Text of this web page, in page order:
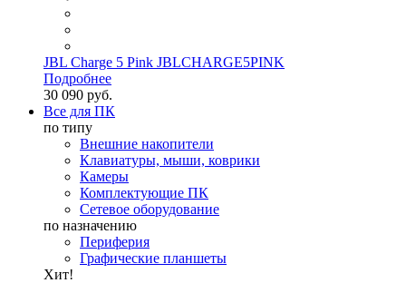
JBL Charge 5 Pink JBLCHARGE5PINK
Подробнее
30 090 руб.
Все для ПК
по типу
Внешние накопители
Клавиатуры, мыши, коврики
Камеры
Комплектующие ПК
Сетевое оборудование
по назначению
Периферия
Графические планшеты
Хит!